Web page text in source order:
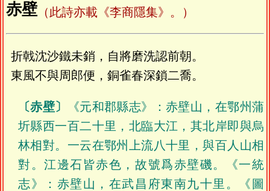
赤壁 （此詩亦載《李商隱集》。）
折戟沈沙鐵未銷，自將磨洗認前朝。
東風不與周郎便，銅雀春深鎖二喬。
〔赤壁〕
《元和郡縣志》：赤壁山，在鄂州蒲
圻縣西一百二十里，北臨大江，其北岸即與烏
林相對。一云在鄂州上流八十里，與百人山相
對。江邊石皆赤色，故號爲赤壁磯。《一統
志》：赤壁山，在武昌府東南九十里。《圖